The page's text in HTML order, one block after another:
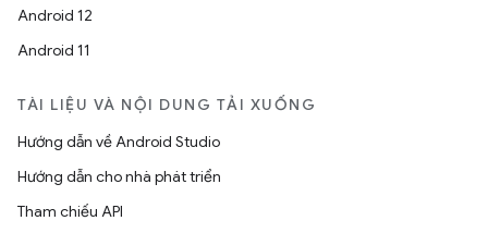
Android 12
Android 11
TÀI LIỆU VÀ NỘI DUNG TẢI XUỐNG
Hướng dẫn về Android Studio
Hướng dẫn cho nhà phát triển
Tham chiếu API